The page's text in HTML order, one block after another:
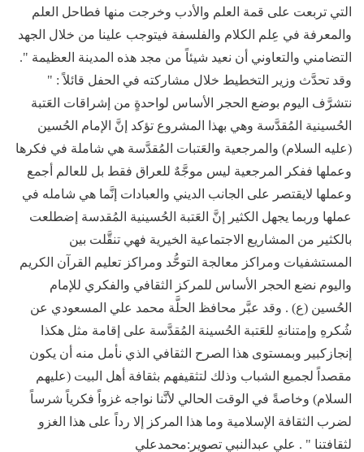
التي تربعت على قمة العلم والأدب وخرجت منها فطاحل العلم
والمعرفة في عِلم الكلام والفلسفة فيتوجب علينا من خلال الجهد
التضامني والتعاوني أن نعيد شيئاً من مجد هذه المدينة العظيمة ".
وقد تحدَّث وزير التخطيط خلال مشاركته في الحفل قائلاً : "
نتشرَّف اليوم بوضع الحجر الأساس لواحدةٍ من إشراقات العَتبة
الحُسينية المُقدَّسة وهي بهذا المشروع تؤكد إنَّ الإمام الحُسين
(عليه السلام) والمرجعية والعَتبات المُقدَّسة هي شاملة في فكرها
وعملها ففكر المرجعية ليس موجَّهٌ للعراق فقط بل للعالم أجمع
وعملها لايقتصر على الجانب الديني والعبادات إنَّما هي شامله في
عملها وربما يجهل الكثير إنَّ العَتبة الحُسينية المُقدسة إضطلعت
بالكثير من المشاريع الاجتماعية الخيرية فهي تنقَّلت بين
المستشفيات ومراكز معالجة التوحُّد ومراكز تعليم القرآن الكريم
واليوم نضع الحجر الأساس للمركز الثقافي والفكري للإمام
الحُسين (ع) . وقد عبَّر محافظ الحلَّة محمد علي المسعودي عن
شُكرهِ وإمتنانهِ للعَتبة الحُسينة المُقدَّسة على إقامة مثل هكذا
إنجازكبير وبمستوى هذا الصرح الثقافي الذي نأمل منه أن يكون
مقصداً لجميع الشباب وذلك لتثقيفهم بثقافة أهل البيت (عليهم
السلام) وخاصةً في الوقت الحالي لأنَّنا نواجه غزواً فكرياً شرساً
لضرب الثقافة الإسلامية وما هذا المركز إلا رداً على هذا الغزو
لثقافتنا " . علي عبدالنبي تصوير:محمدعلي